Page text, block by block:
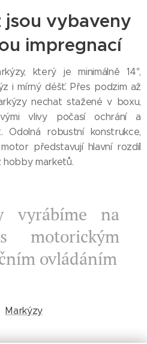
vybaveny
impregnací
který je minimálně 14°,
i mírný déšť. Přes podzim až
nechat stažené v boxu,
vlivy počasí ochrání a
Odolná robustní konstrukce,
představují hlavní rozdíl
hobby marketů.
vyrábíme na
motorickým
ovládáním
Markýzy